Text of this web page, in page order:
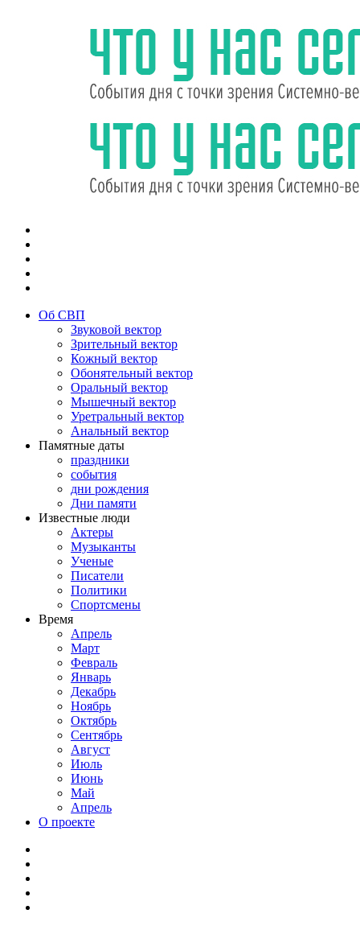
Об СВП
Звуковой вектор
Зрительный вектор
Кожный вектор
Обонятельный вектор
Оральный вектор
Мышечный вектор
Уретральный вектор
Анальный вектор
Памятные даты
праздники
события
дни рождения
Дни памяти
Известные люди
Актеры
Музыканты
Ученые
Писатели
Политики
Спортсмены
Время
Апрель
Март
Февраль
Январь
Декабрь
Ноябрь
Октябрь
Сентябрь
Август
Июль
Июнь
Май
Апрель
О проекте